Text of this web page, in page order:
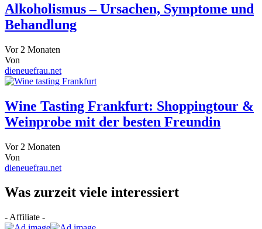
Alkoholismus – Ursachen, Symptome und
Behandlung
Vor 2 Monaten
Von
dieneuefrau.net
Wine Tasting Frankfurt: Shoppingtour &
Weinprobe mit der besten Freundin
Vor 2 Monaten
Von
dieneuefrau.net
Was zurzeit viele interessiert
- Affiliate -